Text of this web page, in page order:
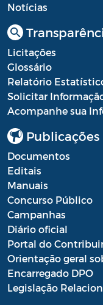
Notícias
Licitações
Glossário
Relatório
Solicitar
Acompanhe sua
Publicações
Documentos
Editais
Manuais
Concurso Público
Campanhas
Diário oficial
Portal do
Orientação geral
Encarregado DPO
Legislação